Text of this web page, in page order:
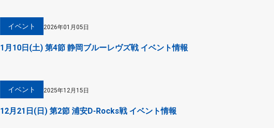
イベント 2026年01月05日
1月10日(土) 第4節 静岡ブルーレヴズ戦 イベント情報
イベント 2025年12月15日
12月21日(日) 第2節 浦安D-Rocks戦 イベント情報